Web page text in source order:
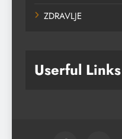
ZDRAVLJE
Userful Links